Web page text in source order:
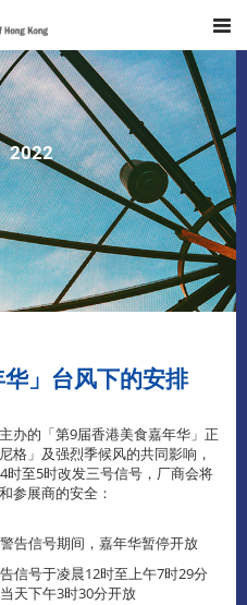
2022
华」台风下的安排
办的「第9届香港美食嘉年华」正
格」及强烈季候风的共同影响，
时至5时改发三号信号，厂商会将
参展商的安全：
告信号期间，嘉年华暂停开放
信号于凌晨12时至上午7时29分
天下午3时30分开放